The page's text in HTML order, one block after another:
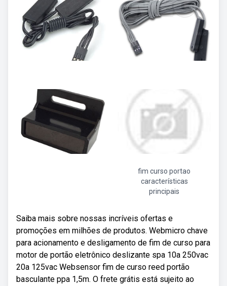
fim curso portao
características
principais
Saiba mais sobre nossas incríveis ofertas e
promoções em milhões de produtos. Webmicro chave
para acionamento e desligamento de fim de curso para
motor de portão eletrônico deslizante spa 10a 250vac
20a 125vac Websensor fim de curso reed portão
basculante ppa 1,5m. O frete grátis está sujeito ao